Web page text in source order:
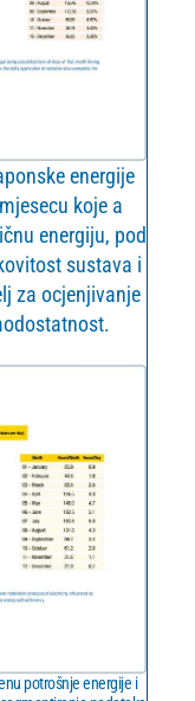
energije
koje a
energiju, pod
sustava i
za ocjenjivanje
potrošnje energije i